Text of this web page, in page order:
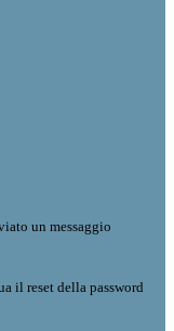
un messaggio
il reset della password